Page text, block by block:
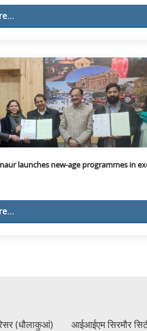
launches new-age programmes in
(धौलाकुआं) आईआईएम सिरमौर